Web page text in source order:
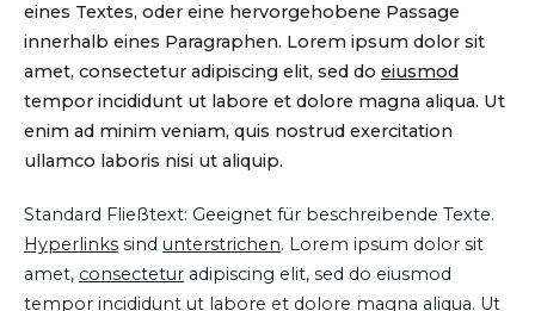
eines Textes, oder eine hervorgehobene Passage
innerhalb eines Paragraphen. Lorem ipsum dolor sit
amet, consectetur adipiscing elit, sed do eiusmod
tempor incididunt ut labore et dolore magna aliqua. Ut
enim ad minim veniam, quis nostrud exercitation
ullamco laboris nisi ut aliquip.
Standard Fließtext: Geeignet für beschreibende Texte.
Hyperlinks sind unterstrichen. Lorem ipsum dolor sit
amet, consectetur adipiscing elit, sed do eiusmod
tempor incididunt ut labore et dolore magna aliqua. Ut